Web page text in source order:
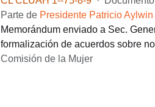
Parte de Presidente Patricio
Memorándum enviado a Sec.
formalización de acuerdos sobre
Comisión de la Mujer